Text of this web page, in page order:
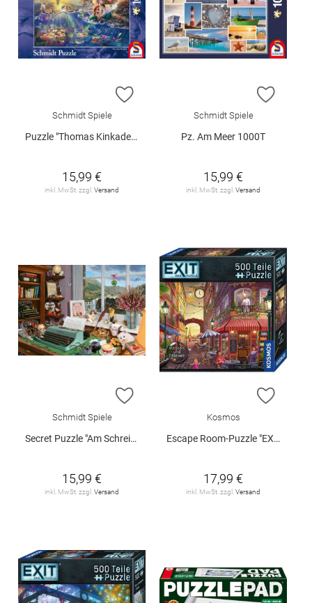
ZUR WUNSCHLISTE HINZUFÜGEN
Schmidt Spiele
Puzzle "Thomas Kinkade: Disney Kleine Meerjungfrau Arielle", 1000 Teile
15,99 €
inkl. MwSt. zzgl. Versand
ZUR
Schmidt Spiele
Pz. Am Meer 1000T
15,99 €
inkl. MwSt. zzgl. Versand
ZUR WUNSCHLISTE HINZUFÜGEN
Schmidt Spiele
Secret Puzzle "Am Schreibtisch", 1000 Teile
15,99 €
inkl. MwSt. zzgl. Versand
ZUR
Kosmos
Escape Room-Puzzle "EXIT - Der Auftrag Paris", 500 Teile
17,99 €
inkl. MwSt. zzgl. Versand